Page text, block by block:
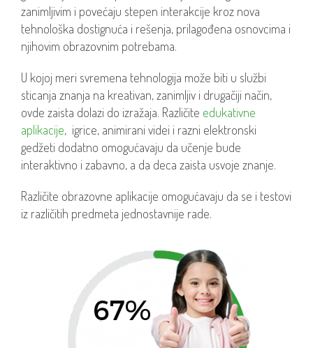
zanimljivim i povećaju stepen interakcije kroz nova
tehnološka dostignuća i rešenja, prilagođena osnovcima i
njihovim obrazovnim potrebama.
U kojoj meri svremena tehnologija može biti u službi
sticanja znanja na kreativan, zanimljiv i drugačiji način,
ovde zaista dolazi do izražaja. Različite edukativne
aplikacije, igrice, animirani videi i razni elektronski
gedžeti dodatno omogućavaju da učenje bude
interaktivno i zabavno, a da deca zaista usvoje znanje.
Različite obrazovne aplikacije omogućavaju da se i testovi
iz različitih predmeta jednostavnije rade.